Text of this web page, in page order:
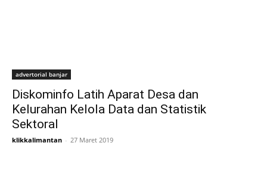
advertorial banjar
Diskominfo Latih Aparat Desa dan
Kelurahan Kelola Data dan Statistik
Sektoral
klikkalimantan - 27 Maret 2019